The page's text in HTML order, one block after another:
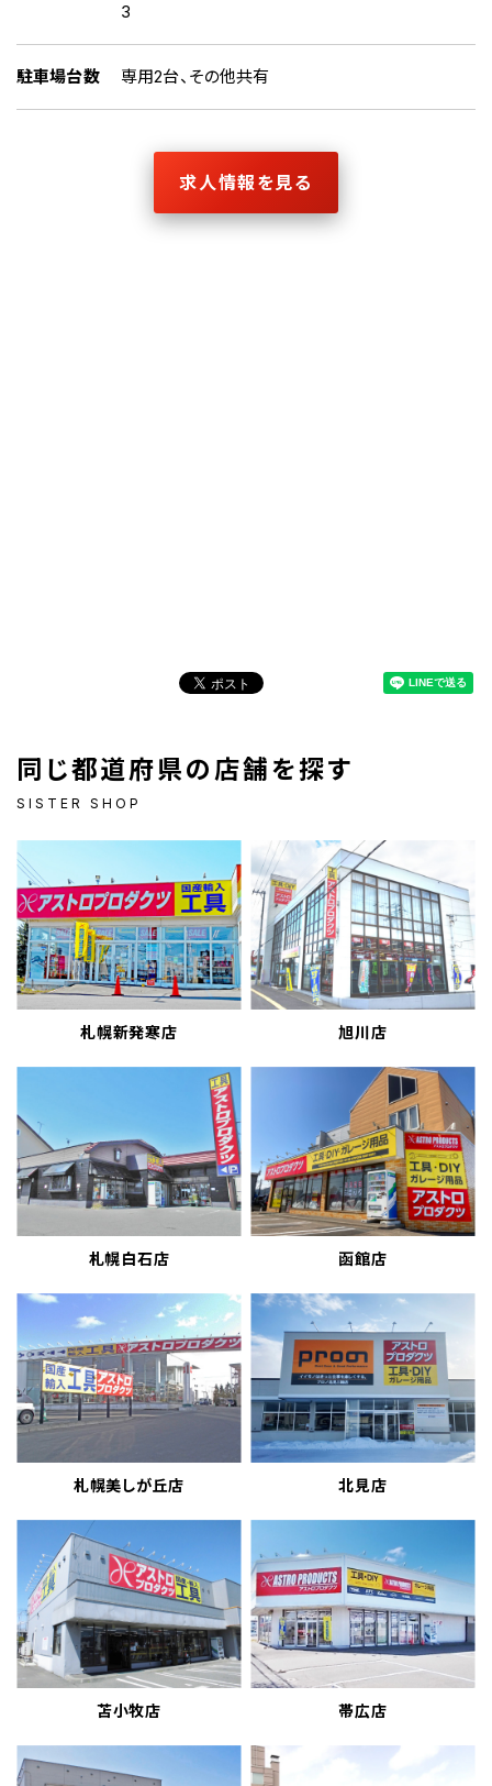
3
駐車場台数 専用2台、その他共有
求人情報を見る
同じ都道府県の店舗を探す
SISTER SHOP
札幌新発寒店 旭川店
札幌白石店 函館店
札幌美しが丘店 北見店
苫小牧店 帯広店